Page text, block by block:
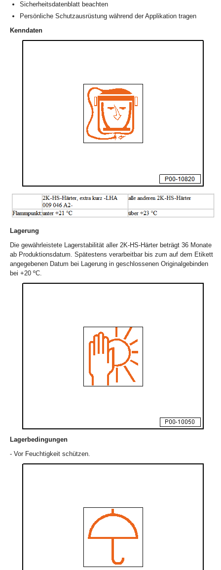
Sicherheitsdatenblatt beachten
Persönliche Schutzausrüstung während der Applikation tragen
Kenndaten
Lagerung
Die gewährleistete Lagerstabilität aller 2K-HS-Härter beträgt 36 Monate
ab Produktionsdatum. Spätestens verarbeitbar bis zum auf dem Etikett
angegebenen Datum bei Lagerung in geschlossenen Originalgebinden
bei +20 ºC.
Lagerbedingungen
- Vor Feuchtigkeit schützen.